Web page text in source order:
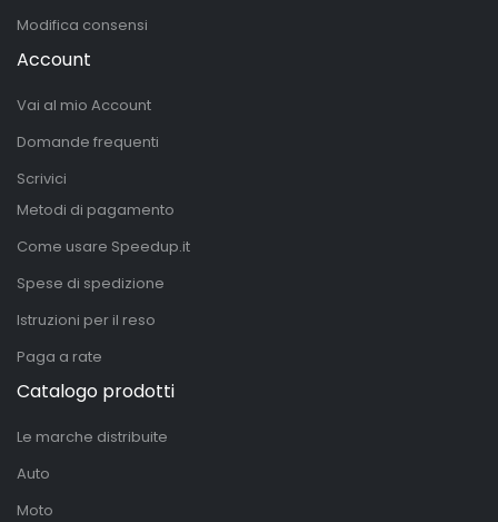
Modifica consensi
Account
Vai al mio Account
Domande frequenti
Scrivici
Metodi di pagamento
Come usare Speedup.it
Spese di spedizione
Istruzioni per il reso
Paga a rate
Catalogo prodotti
Le marche distribuite
Auto
Moto